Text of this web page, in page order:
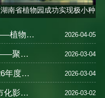
湖南省植物园成功实现极小种
省植物园举办“天际岭论坛”——植物的多样性、保育、种质创新及应用—以秋海棠为例 2026-04-05
省植物园举办“天际岭论坛” ——聚焦植物健康智慧与中医养生 2026-03-04
省植物园长沙测试站开启2026年度樱花新品种测试 2026-03-04
省植物园城市生态团队在城市化影响湿地N2O排放及氮循环机制研究中取得进展 2026-03-02